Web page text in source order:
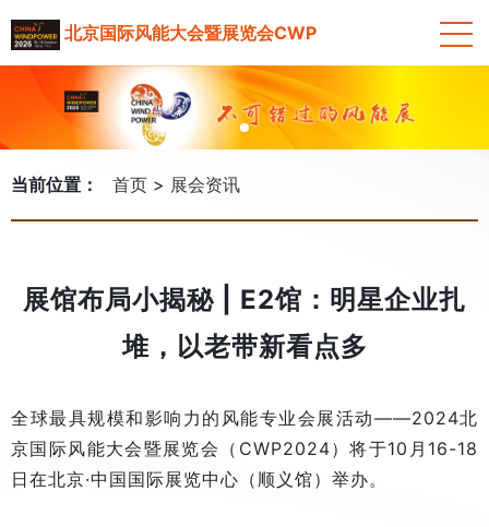
北京国际风能大会暨展览会CWP
当前位置： 首页 展会资讯
展馆布局小揭秘 | E2馆：明星企业扎
堆，以老带新看点多
全球最具规模和影响力的风能专业会展活动——2024北
京国际风能大会暨展览会（CWP2024）将于10月16-18
日在北京·中国国际展览中心（顺义馆）举办。